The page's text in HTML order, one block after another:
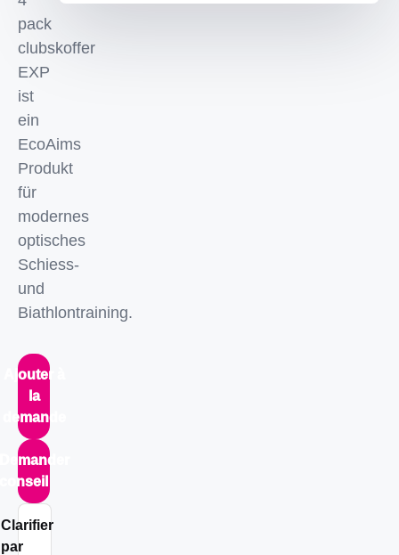
pack
clubskoffer
EXP
ist
ein
EcoAims
Produkt
für
modernes
optisches
Schiess-
und
Biathlontraining.
Ajouter à
la
demande
Clarifier
par